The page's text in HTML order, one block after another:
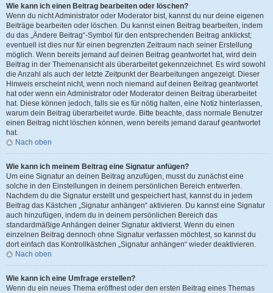
Wie kann ich einen Beitrag bearbeiten oder löschen?
Wenn du nicht Administrator oder Moderator bist, kannst du nur deine eigenen
Beiträge bearbeiten oder löschen. Du kannst einen Beitrag bearbeiten, indem
du das „Ändere Beitrag“-Symbol für den entsprechenden Beitrag anklickst;
eventuell ist dies nur für einen begrenzten Zeitraum nach seiner Erstellung
möglich. Wenn bereits jemand auf deinen Beitrag geantwortet hat, wird dein
Beitrag in der Themenansicht als überarbeitet gekennzeichnet. Es wird sowohl
die Anzahl als auch der letzte Zeitpunkt der Bearbeitungen angezeigt. Dieser
Hinweis erscheint nicht, wenn noch niemand auf deinen Beitrag geantwortet
hat oder wenn ein Administrator oder Moderator deinen Beitrag überarbeitet
hat. Diese können jedoch, falls sie es für nötig halten, eine Notiz hinterlassen,
warum dein Beitrag überarbeitet wurde. Bitte beachte, dass normale Benutzer
einen Beitrag nicht löschen können, wenn bereits jemand darauf geantwortet
hat.
Nach oben
Wie kann ich meinem Beitrag eine Signatur anfügen?
Um eine Signatur an deinen Beitrag anzufügen, musst du zunächst eine
solche in den Einstellungen in deinem persönlichen Bereich entwerfen.
Nachdem du die Signatur erstellt und gespeichert hast, kannst du in jedem
Beitrag das Kästchen „Signatur anhängen“ aktivieren. Du kannst eine Signatur
auch hinzufügen, indem du in deinem persönlichen Bereich das
standardmäßige Anhängen deiner Signatur aktivierst. Wenn du einen
einzelnen Beitrag dennoch ohne Signatur verfassen möchtest, so kannst du
dort einfach das Kontrollkästchen „Signatur anhängen“ wieder deaktivieren.
Nach oben
Wie kann ich eine Umfrage erstellen?
Wenn du ein neues Thema eröffnest oder den ersten Beitrag eines Themas